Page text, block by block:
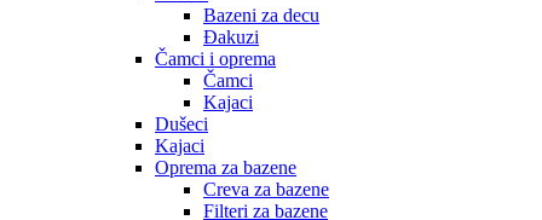
Bazeni za decu
Đakuzi
Čamci i oprema
Čamci
Kajaci
Dušeci
Kajaci
Oprema za bazene
Creva za bazene
Filteri za bazene